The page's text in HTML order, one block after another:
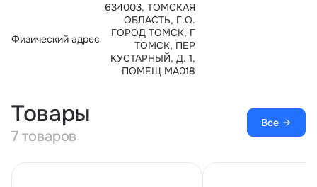
Физический адрес
634003, ТОМСКАЯ
ОБЛАСТЬ, Г.О.
ГОРОД ТОМСК, Г
ТОМСК, ПЕР
КУСТАРНЫЙ, Д. 1,
ПОМЕЩ МА018
Товары
7 товаров
Все